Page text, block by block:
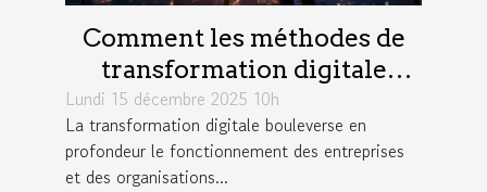
Comment les méthodes de
transformation digitale
influencent-elles la
productivité?
Lundi 15 décembre 2025 10h
La transformation digitale bouleverse en
profondeur le fonctionnement des entreprises
et des organisations...